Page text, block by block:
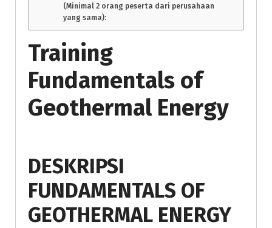
(Minimal 2 orang peserta dari perusahaan
yang sama):
Training
Fundamentals of
Geothermal Energy
DESKRIPSI
FUNDAMENTALS OF
GEOTHERMAL ENERGY